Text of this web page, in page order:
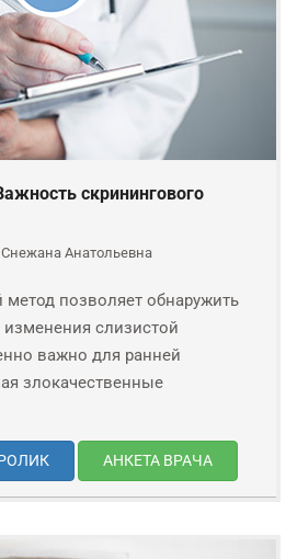
скринингового
Анатольевна
позволяет обнаружить
слизистой
важно для ранней
злокачественные
АНКЕТА ВРАЧА